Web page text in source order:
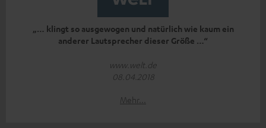
„… klingt so ausgewogen und natürlich wie kaum ein
anderer Lautsprecher dieser Größe …“
www.welt.de
08.04.2018
Mehr...